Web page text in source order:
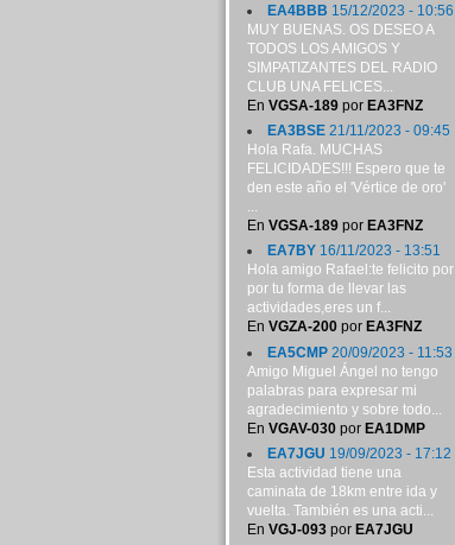
EA4BBB 15/12/2023 - 10:56
MUY BUENAS. OS DESEO A
TODOS LOS AMIGOS Y
SIMPATIZANTES DEL RADIO
CLUB UNA FELICES...
En VGSA-189por EA3FNZ
EA3BSE21/11/2023 - 09:45
Hola Rafa. MUCHAS
FELICIDADES!!! Espero que te
den este año el 'Vértice de oro'
...
En VGSA-189por EA3FNZ
EA7BY16/11/2023 - 13:51
Hola amigo Rafael:te felicito por
por tu forma de llevar las
actividades,eres un f...
En VGZA-200por EA3FNZ
EA5CMP20/09/2023 - 11:53
Amigo Miguel Ángel no tengo
palabras para expresar mi
agradecimiento y sobre todo...
En VGAV-030por EA1DMP
EA7JGU 19/09/2023 - 17:12
Esta actividad tiene una
caminata de 18km entre ida y
vuelta. También es una acti...
En VGJ-093por EA7JGU